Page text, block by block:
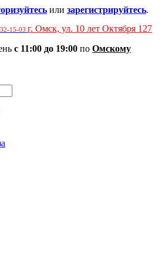
или зарегистрируйтесь.
15-03 г. Омск, ул. 10 лет Октября 127
с 11:00 до 19:00 по Омскому